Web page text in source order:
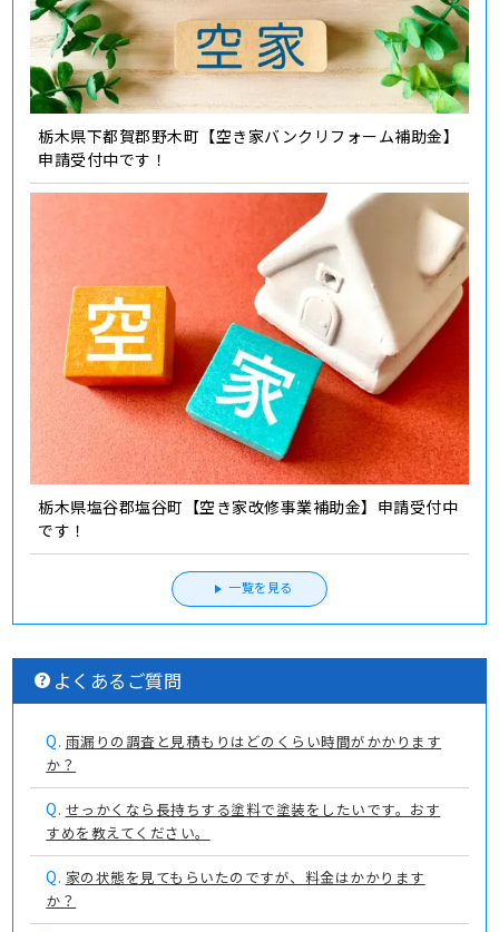
栃木県下都賀郡野木町【空き家バンクリフォーム補助金】
申請受付中です！
栃木県塩谷郡塩谷町【空き家改修事業補助金】申請受付中
です！
一覧を見る
よくあるご質問
Q. 雨漏りの調査と見積もりはどのくらい時間がかかります
か？
Q. せっかくなら長持ちする塗料で塗装をしたいです。おす
すめを教えてください。
Q. 家の状態を見てもらいたのですが、料金はかかります
か？